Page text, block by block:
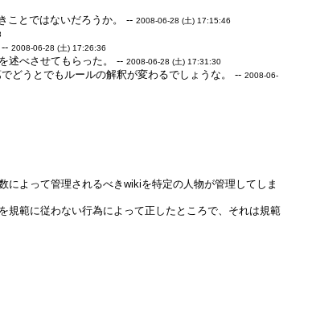
ことではないだろうか。 --2008-06-28 (土) 17:15:46
--2008-06-28 (土) 17:26:36
述べさせてもらった。 --2008-06-28 (土) 17:31:30
どうとでもルールの解釈が変わるでしょうな。 --2008-06-
よって管理されるべきwikiを特定の人物が管理してしま
規範に従わない行為によって正したところで、それは規範